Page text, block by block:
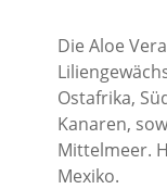
Die Aloe
Ostafrika,
Kanaren,
Mittelmeer.
Mexiko.